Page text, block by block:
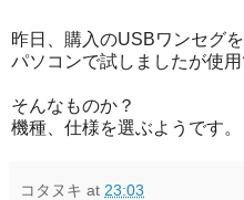
昨日、購入のUSBワンセグ
パソコンで試しましたが使用
そんなものか？
機種、仕様を選ぶようです。
コタヌキ at 23:03